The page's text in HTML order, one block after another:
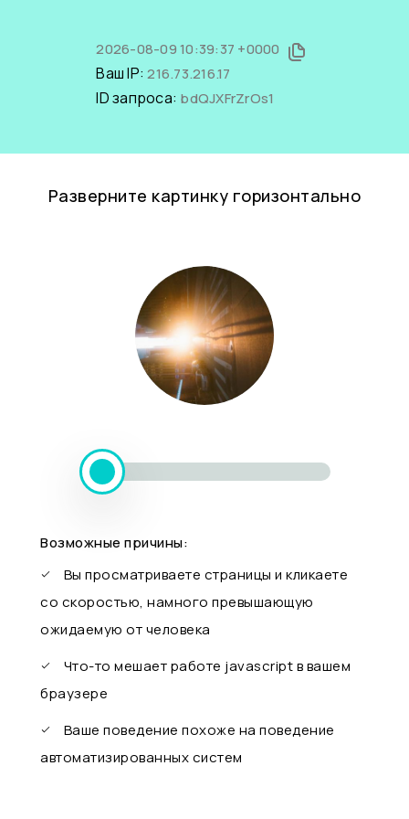
2026-08-09 10:39:37 +0000
Ваш IP:216.73.216.17
ID запроса: bdQJXFrZrOs1
Разверните картинку горизонтально
Возможные причины:
Вы просматриваете страницы и кликаете
со скоростью, намного превышающую
ожидаемую от человека
Что-то мешает работе javascript в вашем
браузере
Ваше поведение похоже на поведение
автоматизированных систем